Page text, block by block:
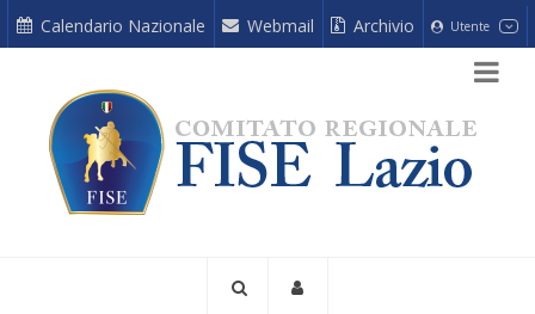
Calendario Nazionale Webmail Archivio Utente